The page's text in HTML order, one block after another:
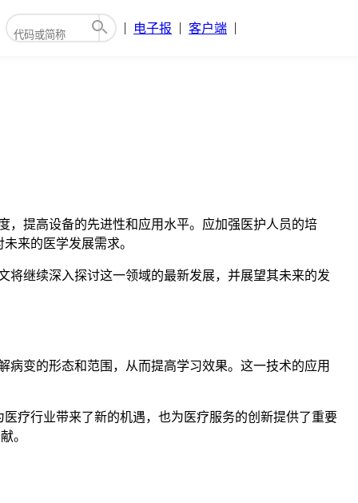
电子报 客户端
，提高设备的先进性和应用水平。应加强医护人员的培
来的医学发展需求。
将继续深入探讨这一领域的最新发展，并展望其未来的发
变的形态和范围，从而提高学习效果。这一技术的应用
疗行业带来了新的机遇，也为医疗服务的创新提供了重要
。